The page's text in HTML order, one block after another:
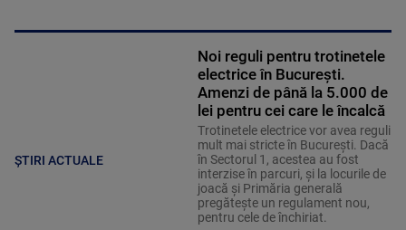
ȘTIRI ACTUALE
Noi reguli pentru trotinetele
electrice în București.
Amenzi de până la 5.000 de
lei pentru cei care le încalcă
Trotinetele electrice vor avea reguli
mult mai stricte în București. Dacă
în Sectorul 1, acestea au fost
interzise în parcuri, și la locurile de
joacă și Primăria generală
pregătește un regulament nou,
pentru cele de închiriat.